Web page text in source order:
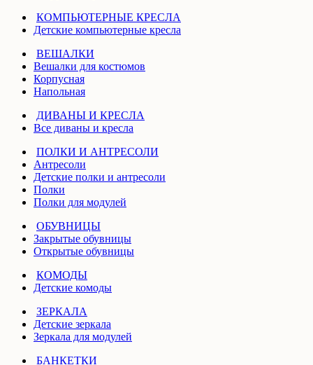
КОМПЬЮТЕРНЫЕ КРЕСЛА
Детские компьютерные кресла
ВЕШАЛКИ
Вешалки для костюмов
Корпусная
Напольная
ДИВАНЫ И КРЕСЛА
Все диваны и кресла
ПОЛКИ И АНТРЕСОЛИ
Антресоли
Детские полки и антресоли
Полки
Полки для модулей
ОБУВНИЦЫ
Закрытые обувницы
Открытые обувницы
КОМОДЫ
Детские комоды
ЗЕРКАЛА
Детские зеркала
Зеркала для модулей
БАНКЕТКИ